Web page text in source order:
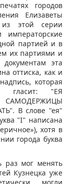
городов
Елизаветы
из этой серии
партией и в
их партиями и
эта
оттиска, как и
которая
гласит: "ЕЯ
В слове "ея"
"I" написана
хотя в
города буква
раз мог менять
Кузнецка уже